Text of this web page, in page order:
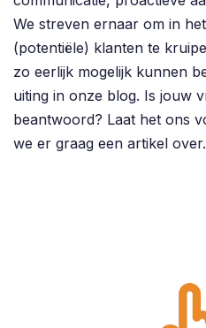
We streven ernaar om in
(potentiële) klanten te
zo eerlijk mogelijk kunnen
uiting in onze blog. Is jouw
beantwoord? Laat het ons
we er graag een artikel over.